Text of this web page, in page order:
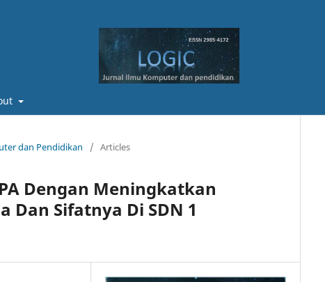
dan Pendidikan / Articles
Dengan Meningkatkan
Dan Sifatnya Di SDN 1